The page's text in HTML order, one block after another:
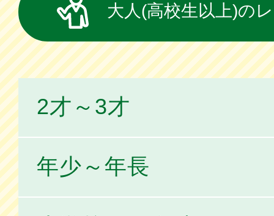
大人(高校生以上)の
2才～3才
年少～年長